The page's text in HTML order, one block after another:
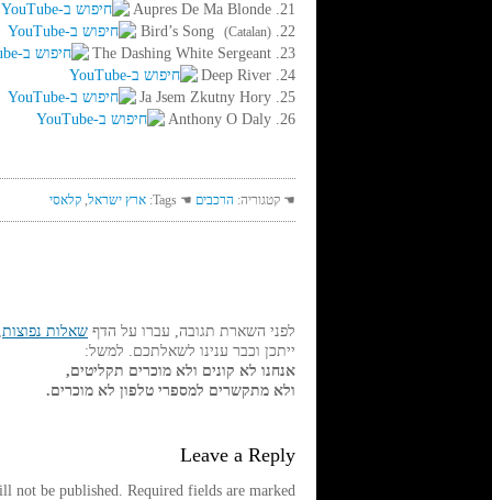
21. Aupres De Ma Blonde
22. Bird’s Song
(Catalan)
23. The Dashing White Sergeant
24. Deep River
25. Ja Jsem Zkutny Hory
26. Anthony O Daly
☚ קטגוריה: הרכבים ☚ Tags: ארץ ישראל, קלאסי
לפני השארת תגובה, עברו על הדף שאלות נפוצות,
ייתכן וכבר ענינו לשאלתכם. למשל:
אנחנו לא קונים ולא מוכרים תקליטים,
ולא מתקשרים למספרי טלפון לא מוכרים.
Leave a Reply
not be published. Required fields are marked